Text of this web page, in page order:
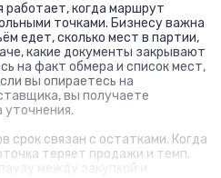
работает, когда маршрут
точками. Бизнесу важна
едет, сколько мест в партии,
какие документы закрывают
на факт обмера и список мест,
вы опираетесь на
вы получаете
уточнения.
срок связан с остатками. Когда
теряет продажи и темп.
между закупкой и